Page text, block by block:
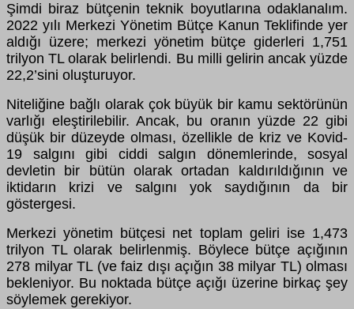
Şimdi biraz bütçenin teknik boyutlarına odaklanalım.
2022 yılı Merkezi Yönetim Bütçe Kanun Teklifinde yer
aldığı üzere; merkezi yönetim bütçe giderleri 1,751
trilyon TL olarak belirlendi. Bu milli gelirin ancak yüzde
22,2’sini oluşturuyor.
Niteliğine bağlı olarak çok büyük bir kamu sektörünün
varlığı eleştirilebilir. Ancak, bu oranın yüzde 22 gibi
düşük bir düzeyde olması, özellikle de kriz ve Kovid-
19 salgını gibi ciddi salgın dönemlerinde, sosyal
devletin bir bütün olarak ortadan kaldırıldığının ve
iktidarın krizi ve salgını yok saydığının da bir
göstergesi.
Merkezi yönetim bütçesi net toplam geliri ise 1,473
trilyon TL olarak belirlenmiş. Böylece bütçe açığının
278 milyar TL (ve faiz dışı açığın 38 milyar TL) olması
bekleniyor. Bu noktada bütçe açığı üzerine birkaç şey
söylemek gerekiyor.